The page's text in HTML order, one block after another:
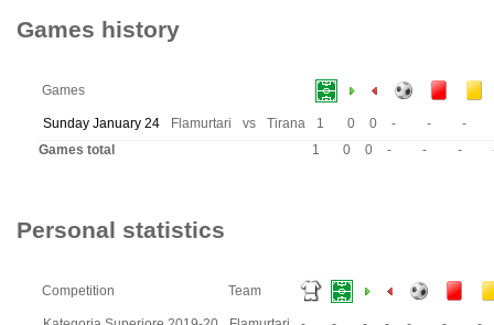
Games history
Games
Sunday January 24 Flamurtari vs Tirana 1 0 0 - -
-
Games total
1 0 0 - - -
Personal statistics
Competition Team